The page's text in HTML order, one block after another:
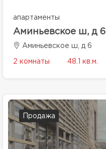
апартаменты
Аминьевское ш, д 6
Аминьевское ш, д 6
2 комнаты 48.1 кв.м.
Продажа